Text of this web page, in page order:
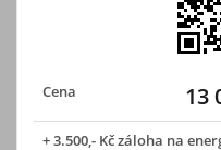
Cena 13
+ 3.500,- Kč záloha na